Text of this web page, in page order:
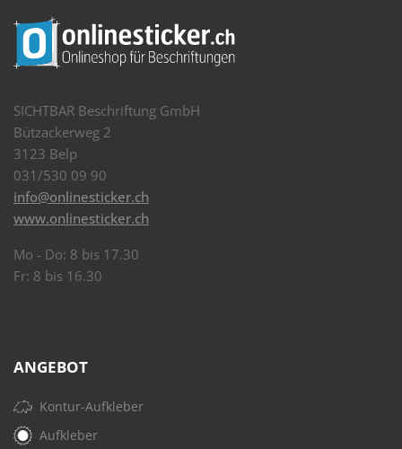
SICHTBAR Beschriftung GmbH
Bützackerweg 2
3123 Belp
031/530 09 90
info@onlinesticker.ch
www.onlinesticker.ch
Mo - Do: 8 bis 17.30
Fr: 8 bis 16.30
ANGEBOT
Kontur-Aufkleber
Aufkleber